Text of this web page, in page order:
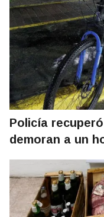
Policía
demoran a un